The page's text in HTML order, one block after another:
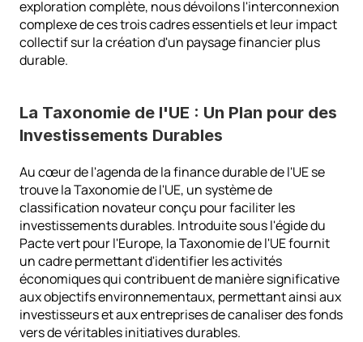
exploration complète, nous dévoilons l'interconnexion
complexe de ces trois cadres essentiels et leur impact
collectif sur la création d'un paysage financier plus
durable.
La Taxonomie de l'UE : Un Plan pour des
Investissements Durables
Au cœur de l'agenda de la finance durable de l'UE se
trouve la Taxonomie de l'UE, un système de
classification novateur conçu pour faciliter les
investissements durables. Introduite sous l'égide du
Pacte vert pour l'Europe, la Taxonomie de l'UE fournit
un cadre permettant d'identifier les activités
économiques qui contribuent de manière significative
aux objectifs environnementaux, permettant ainsi aux
investisseurs et aux entreprises de canaliser des fonds
vers de véritables initiatives durables.